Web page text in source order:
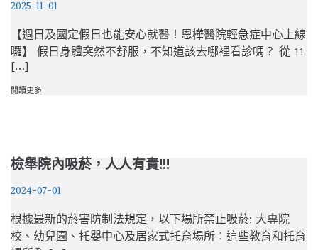
2025-11-01
【週日及國定假日也能安心就醫！恩樺醫院輕急症中心上線
囉】 假日身體突然不舒服，不知道該去哪裡看診嗎？ 從 11
[…]
閱讀更多
檢舉院內吸菸，人人有責!!!
2024-07-01
根據最新的菸害防制法規定，以下場所禁止吸菸: 大專院
校、幼兒園、托嬰中心及居家式托育場所：這些教育和托育